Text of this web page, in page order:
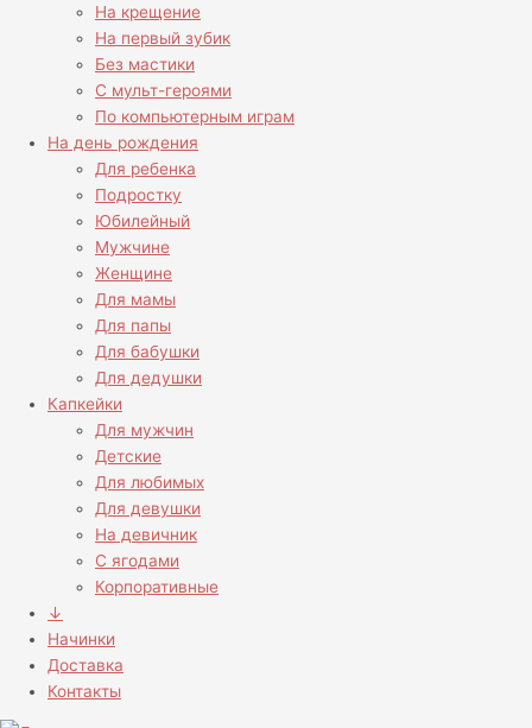
На крещение
На первый зубик
Без мастики
С мульт-героями
По компьютерным играм
На день рождения
Для ребенка
Подростку
Юбилейный
Мужчине
Женщине
Для мамы
Для папы
Для бабушки
Для дедушки
Капкейки
Для мужчин
Детские
Для любимых
Для девушки
На девичник
С ягодами
Корпоративные
↓
Начинки
Доставка
Контакты